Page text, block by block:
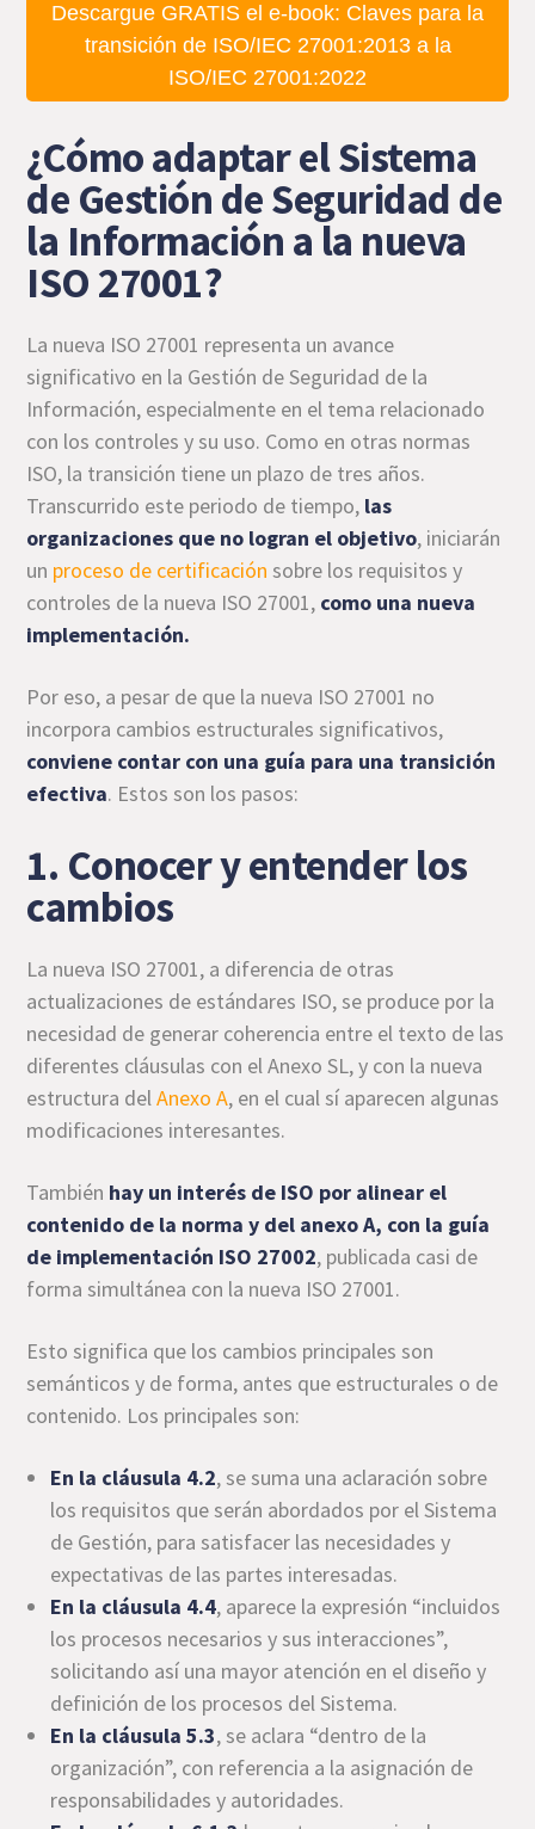
Descargue GRATIS el e-book: Claves para la
transición de ISO/IEC 27001:2013 a la
ISO/IEC 27001:2022
¿Cómo adaptar el Sistema
de Gestión de Seguridad de
la Información a la nueva
ISO 27001?
La nueva ISO 27001 representa un avance
significativo en la Gestión de Seguridad de la
Información, especialmente en el tema relacionado
con los controles y su uso. Como en otras normas
ISO, la transición tiene un plazo de tres años.
Transcurrido este periodo de tiempo, las
organizaciones que no logran el objetivo, iniciarán
un proceso de certificación sobre los requisitos y
controles de la nueva ISO 27001, como una nueva
implementación.
Por eso, a pesar de que la nueva ISO 27001 no
incorpora cambios estructurales significativos,
conviene contar con una guía para una transición
efectiva. Estos son los pasos:
1. Conocer y entender los
cambios
La nueva ISO 27001, a diferencia de otras
actualizaciones de estándares ISO, se produce por la
necesidad de generar coherencia entre el texto de las
diferentes cláusulas con el Anexo SL, y con la nueva
estructura delAnexo A, en el cual sí aparecen algunas
modificaciones interesantes.
También hay un interés de ISO por alinear el
contenido de la norma y del anexo A, con la guía
de implementación ISO 27002, publicada casi de
forma simultánea con la nueva ISO 27001.
Esto significa que los cambios principales son
semánticos y de forma, antes que estructurales o de
contenido. Los principales son:
En la cláusula 4.2, se suma una aclaración sobre
los requisitos que serán abordados por el Sistema
de Gestión, para satisfacer las necesidades y
expectativas de las partes interesadas.
En la cláusula 4.4, aparece la expresión “incluidos
los procesos necesarios y sus interacciones”,
solicitando así una mayor atención en el diseño y
definición de los procesos del Sistema.
En la cláusula 5.3, se aclara “dentro de la
organización”, con referencia a la asignación de
responsabilidades y autoridades.